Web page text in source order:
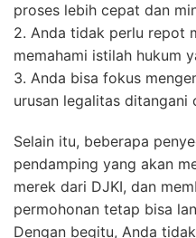
proses lebih cepat dan
2. Anda tidak perlu repot
memahami istilah hukum
3. Anda bisa fokus
urusan legalitas ditangani
Selain itu, beberapa
pendamping yang akan
merek dari DJKI, dan
permohonan tetap bisa
Dengan begitu, Anda